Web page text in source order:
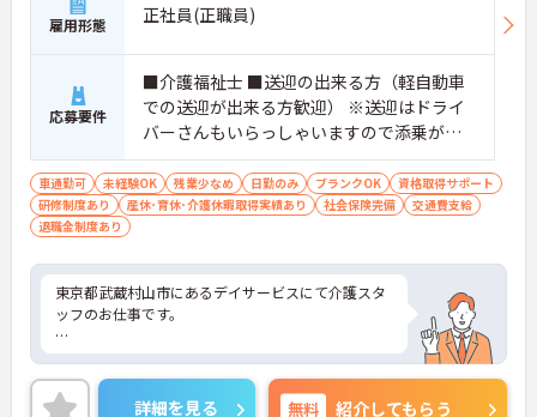
雇用形態 正社員(正職員)
応募要件
■介護福祉士 ■送迎の出来る方（軽自動車
での送迎が出来る方歓迎） ※送迎はドライ
バーさんもいらっしゃいますので添乗がで
きれば◯！ ■ブランク可
車通勤可 未経験OK 残業少なめ 日勤のみ ブランクOK
資格取得サポート
研修制度あり
産休･育休･介護休暇取得実績あり 社会保険完備
交通費支給
退職金制度あり
東京都武蔵村山市にあるデイサービスにて介護スタ
ッフのお仕事です。
駐車場が完備されていて、マイカー通勤が可能なた
め、通勤に便利です。
詳細を見る 無料 紹介してもらう